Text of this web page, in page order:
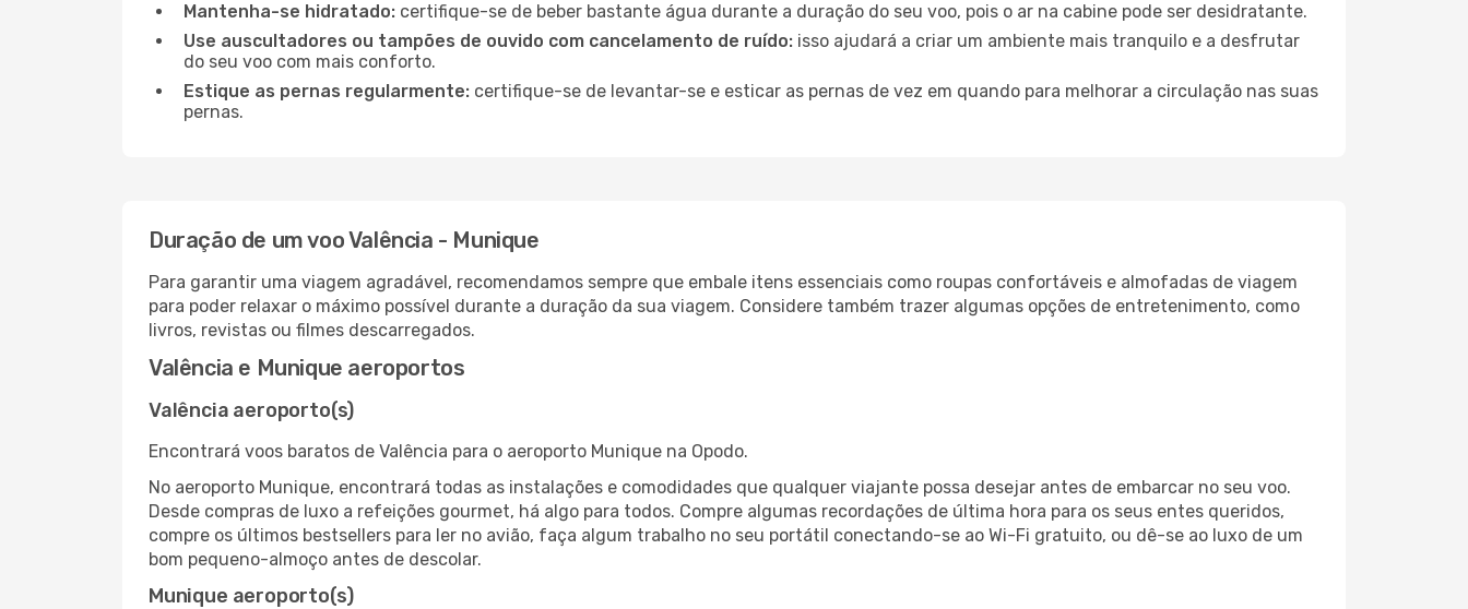
Mantenha-se hidratado: certifique-se de beber bastante água durante a duração do seu voo, pois o ar na cabine pode ser desidratante.
Use auscultadores ou tampões de ouvido com cancelamento de ruído: isso ajudará a criar um ambiente mais tranquilo e a desfrutar
do seu voo com mais conforto.
Estique as pernas regularmente: certifique-se de levantar-se e esticar as pernas de vez em quando para melhorar a circulação nas suas
pernas.
Duração de um voo Valência - Munique
Para garantir uma viagem agradável, recomendamos sempre que embale itens essenciais como roupas confortáveis e almofadas de viagem
para poder relaxar o máximo possível durante a duração da sua viagem. Considere também trazer algumas opções de entretenimento, como
livros, revistas ou filmes descarregados.
Valência e Munique aeroportos
Valência aeroporto(s)
Encontrará voos baratos de Valência para o aeroporto Munique na Opodo.
No aeroporto Munique, encontrará todas as instalações e comodidades que qualquer viajante possa desejar antes de embarcar no seu voo.
Desde compras de luxo a refeições gourmet, há algo para todos. Compre algumas recordações de última hora para os seus entes queridos,
compre os últimos bestsellers para ler no avião, faça algum trabalho no seu portátil conectando-se ao Wi-Fi gratuito, ou dê-se ao luxo de um
bom pequeno-almoço antes de descolar.
Munique aeroporto(s)